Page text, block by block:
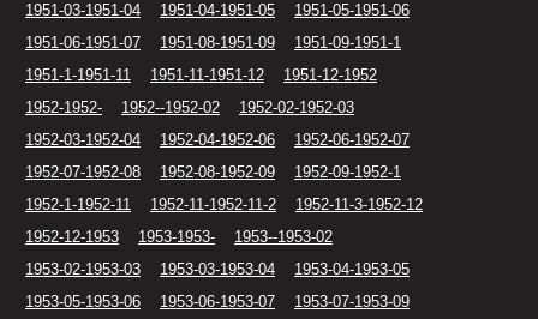
1951-03-1951-04
1951-04-1951-05
1951-05-1951-06
1951-06-1951-07
1951-08-1951-09
1951-09-1951-1
1951-1-1951-11
1951-11-1951-12
1951-12-1952
1952-1952-
1952--1952-02
1952-02-1952-03
1952-03-1952-04
1952-04-1952-06
1952-06-1952-07
1952-07-1952-08
1952-08-1952-09
1952-09-1952-1
1952-1-1952-11
1952-11-1952-11-2
1952-11-3-1952-12
1952-12-1953
1953-1953-
1953--1953-02
1953-02-1953-03
1953-03-1953-04
1953-04-1953-05
1953-05-1953-06
1953-06-1953-07 1953-07-1953-09